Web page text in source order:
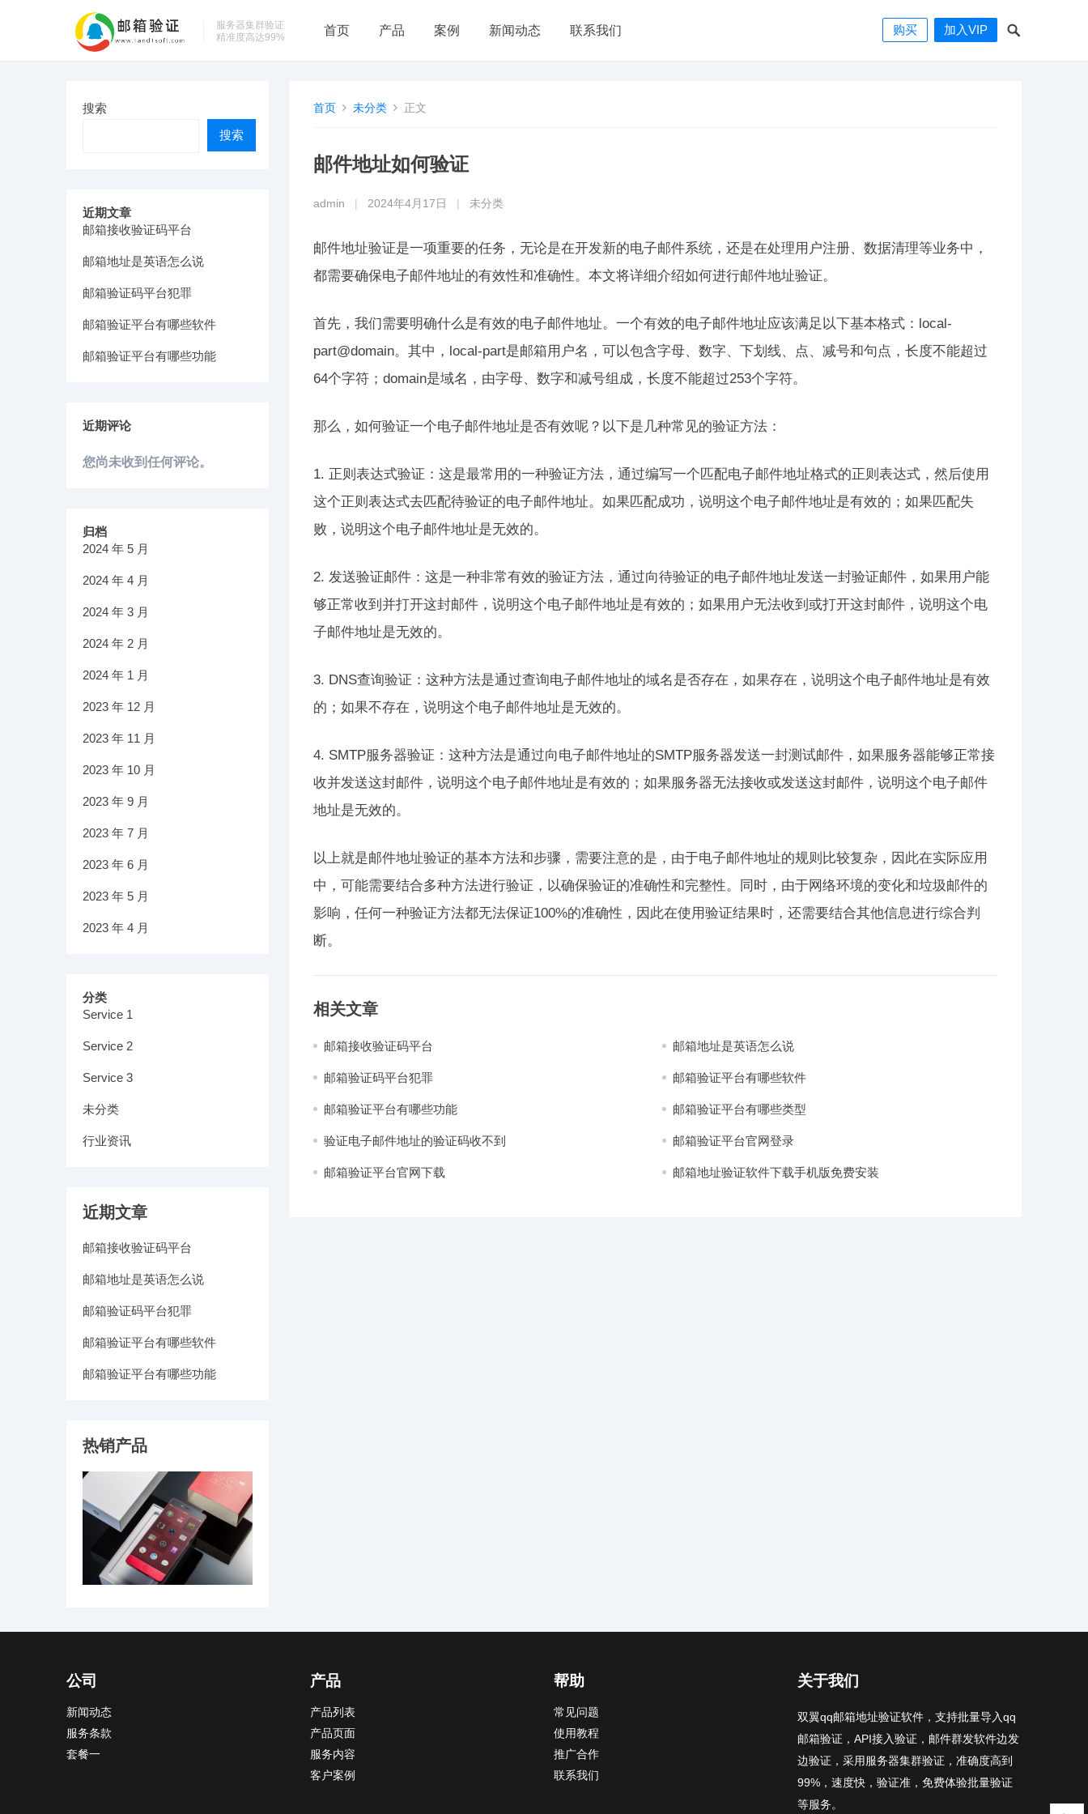
服务器集群验证
精准度高达99%
首页 产品 案例 新闻动态 联系我们 购买 加入VIP
首页 未分类 正文
邮件地址如何验证
admin 2024年4月17日 未分类
邮件地址验证是一项重要的任务，无论是在开发新的电子邮件系统，还是在处理用户注册、数据清理等业务中，
都需要确保电子邮件地址的有效性和准确性。本文将详细介绍如何进行邮件地址验证。
首先，我们需要明确什么是有效的电子邮件地址。一个有效的电子邮件地址应该满足以下基本格式：local-
part@domain。其中，local-part是邮箱用户名，可以包含字母、数字、下划线、点、减号和句点，长度不能超过
64个字符；domain是域名，由字母、数字和减号组成，长度不能超过253个字符。
那么，如何验证一个电子邮件地址是否有效呢？以下是几种常见的验证方法：
1. 正则表达式验证：这是最常用的一种验证方法，通过编写一个匹配电子邮件地址格式的正则表达式，然后使用
这个正则表达式去匹配待验证的电子邮件地址。如果匹配成功，说明这个电子邮件地址是有效的；如果匹配失
败，说明这个电子邮件地址是无效的。
2. 发送验证邮件：这是一种非常有效的验证方法，通过向待验证的电子邮件地址发送一封验证邮件，如果用户能
够正常收到并打开这封邮件，说明这个电子邮件地址是有效的；如果用户无法收到或打开这封邮件，说明这个电
子邮件地址是无效的。
3. DNS查询验证：这种方法是通过查询电子邮件地址的域名是否存在，如果存在，说明这个电子邮件地址是有效
的；如果不存在，说明这个电子邮件地址是无效的。
4. SMTP服务器验证：这种方法是通过向电子邮件地址的SMTP服务器发送一封测试邮件，如果服务器能够正常接
收并发送这封邮件，说明这个电子邮件地址是有效的；如果服务器无法接收或发送这封邮件，说明这个电子邮件
地址是无效的。
以上就是邮件地址验证的基本方法和步骤，需要注意的是，由于电子邮件地址的规则比较复杂，因此在实际应用
中，可能需要结合多种方法进行验证，以确保验证的准确性和完整性。同时，由于网络环境的变化和垃圾邮件的
影响，任何一种验证方法都无法保证100%的准确性，因此在使用验证结果时，还需要结合其他信息进行综合判
断。
相关文章
邮箱接收验证码平台 邮箱地址是英语怎么说
邮箱验证码平台犯罪 邮箱验证平台有哪些软件
邮箱验证平台有哪些功能 邮箱验证平台有哪些类型
验证电子邮件地址的验证码收不到 邮箱验证平台官网登录
邮箱验证平台官网下载 邮箱地址验证软件下载手机版免费安装
搜索
搜索
近期文章
邮箱接收验证码平台
邮箱地址是英语怎么说
邮箱验证码平台犯罪
邮箱验证平台有哪些软件
邮箱验证平台有哪些功能
近期评论
您尚未收到任何评论。
归档
2024 年 5 月
2024 年 4 月
2024 年 3 月
2024 年 2 月
2024 年 1 月
2023 年 12 月
2023 年 11 月
2023 年 10 月
2023 年 9 月
2023 年 7 月
2023 年 6 月
2023 年 5 月
2023 年 4 月
分类
Service 1
Service 2
Service 3
未分类
行业资讯
近期文章
邮箱接收验证码平台
邮箱地址是英语怎么说
邮箱验证码平台犯罪
邮箱验证平台有哪些软件
邮箱验证平台有哪些功能
热销产品
公司
新闻动态
服务条款
套餐一
产品
产品列表
产品页面
服务内容
客户案例
帮助
常见问题
使用教程
推广合作
联系我们
关于我们
双翼qq邮箱地址验证软件，支持批量导入qq
邮箱验证，API接入验证，邮件群发软件边发
边验证，采用服务器集群验证，准确度高到
99%，速度快，验证准，免费体验批量验证
等服务。